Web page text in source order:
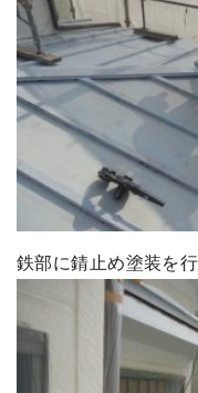
鉄部に錆止め塗装を行